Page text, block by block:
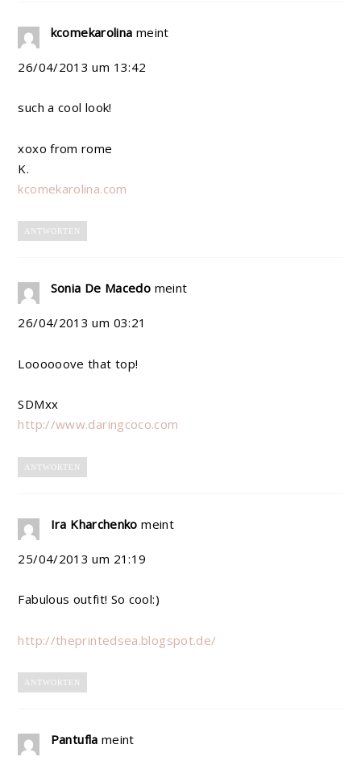
kcomekarolina meint
26/04/2013 um 13:42
such a cool look!
xoxo from rome
K.
kcomekarolina.com
ANTWORTEN
Sonia De Macedo meint
26/04/2013 um 03:21
Loooooove that top!
SDMxx
http://www.daringcoco.com
ANTWORTEN
Ira Kharchenko meint
25/04/2013 um 21:19
Fabulous outfit! So cool:)
http://theprintedsea.blogspot.de/
ANTWORTEN
Pantufla meint